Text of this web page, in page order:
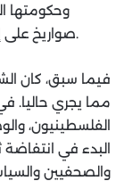
وحكومتها
صواريخ على إسرائيل تثبيتا لهدنة “الأمر الواقع” في القطاع.
فيما سبق، كان
مما يجري حاليا.
الفلسطينيون،
البدء في انتفاضة
والصحفيين